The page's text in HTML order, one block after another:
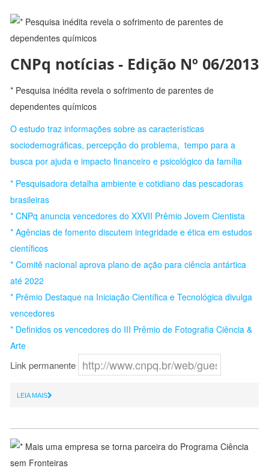
CNPq notícias - Edição Nº 06/2013
* Pesquisa inédita revela o sofrimento de parentes de
dependentes químicos
O estudo traz informações sobre as características
sociodemográficas, percepção do problema, tempo para a
busca por ajuda e impacto financeiro e psicológico da família
* Pesquisadora detalha ambiente e cotidiano das pescadoras
brasileiras
* CNPq anuncia vencedores do XXVII Prêmio Jovem Cientista
* Agências de fomento discutem integridade e ética em estudos
científicos
* Comitê nacional aprova plano de ação para ciência antártica
até 2022
* Prêmio Destaque na Iniciação Científica e Tecnológica divulga
vencedores
* Definidos os vencedores do III Prêmio de Fotografia Ciência &
Arte
Link permanente
LEIA MAIS